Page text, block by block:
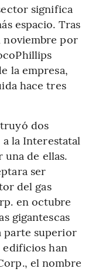
significa
espacio. Tras
por
la empresa,
hace tres
dos
la Interestatal
una de ellas.
ser
del gas
en octubre
gigantescas
parte superior
edificios han
el nombre